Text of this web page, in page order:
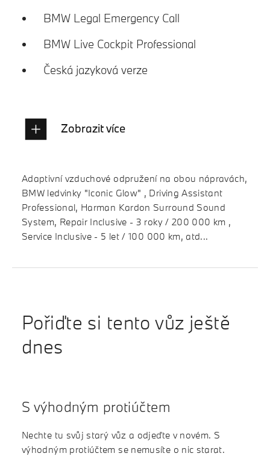
BMW Legal Emergency Call
BMW Live Cockpit Professional
Česká jazyková verze
Zobrazit více
Adaptivní vzduchové odpružení na obou nápravách,
BMW ledvinky "Iconic Glow" , Driving Assistant
Professional, Harman Kardon Surround Sound
System, Repair Inclusive - 3 roky / 200 000 km ,
Service Inclusive - 5 let / 100 000 km, atd...
Pořiďte si tento vůz ještě
dnes
S výhodným protiúčtem
Nechte tu svůj starý vůz a odjeďte v novém. S
výhodným protiúčtem se nemusíte o nic starat.